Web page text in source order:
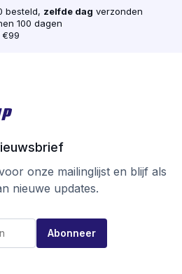
besteld, zelfde dag verzonden
100 dagen
€99
onze mailinglijst en blijf als
nieuwe updates.
Abonneer